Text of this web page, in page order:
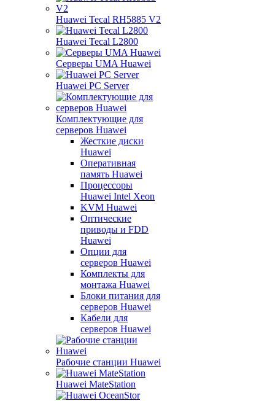
Huawei Tecal RH5885 V2
Huawei Tecal L2800
Серверы UMA Huawei
Huawei PC Server
Комплектующие для
серверов Huawei
Жесткие диски
Huawei
Оперативная
память Huawei
Процессоры
Huawei Intel Xeon
KVM Huawei
Оптические
приводы и FDD
Huawei
Опции для
серверов Huawei
Комплекты для
монтажа Huawei
Блоки питания для
серверов Huawei
Кабели для
серверов Huawei
Рабочие станции Huawei
Huawei MateStation